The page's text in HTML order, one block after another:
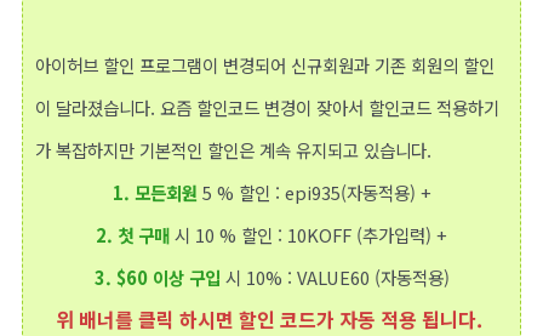
아이허브 할인 프로그램이 변경되어 신규회원과 기존 회원의 할인
이 달라졌습니다. 요즘 할인코드 변경이 잦아서 할인코드 적용하기
가 복잡하지만 기본적인 할인은 계속 유지되고 있습니다.
1. 모든회원 5 % 할인 : epi935(자동적용) +
2. 첫 구매시 10 % 할인 : 10KOFF (추가입력) +
3. $60 이상 구입 시 10% : VALUE60​ (자동적용)
위 배너를 클릭 하시면 할인 코드가 자동 적용 됩니다.